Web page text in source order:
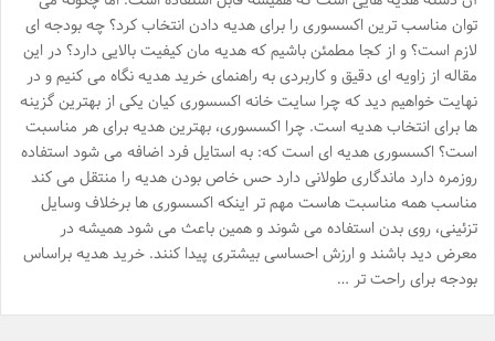
توان مناسب ترین اکسسوری را برای هدیه دادن انتخاب کرد؟ چه بودجه ای
لازم است؟ و از کجا مطمئن باشیم که هدیه مان کیفیت بالایی دارد؟ در این
مقاله از زاویه ای دقیق و کاربردی به راهنمای خرید هدیه نگاه می کنیم و در
نهایت خواهیم دید که چرا سایت خانه اکسسوری کیان یکی از بهترین گزینه
ها برای انتخاب هدیه است. چرا اکسسوری، بهترین هدیه برای هر مناسبت
است؟ اکسسوری هدیه ای است که: به استایل فرد اضافه می شود استفاده
روزمره دارد ماندگاری طولانی دارد حس خاص بودن هدیه را منتقل می کند
مناسب همه مناسبت هاست مهم تر اینکه اکسسوری ها برخلاف وسایل
تزئینی، روی بدن استفاده می شوند و همین باعث می شود همیشه در
معرض دید باشند و ارزش احساسی بیشتری پیدا کنند. خرید هدیه براساس
بودجه برای راحت تر …